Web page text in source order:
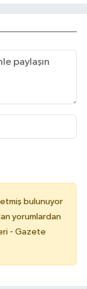
bulunuyor
yorumlardan
- Gazete